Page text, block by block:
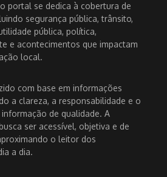
portal se dedica à cobertura de
segurança pública, trânsito,
pública, política,
e acontecimentos que impactam
local.
com base em informações
a clareza, a responsabilidade e o
de qualidade. A
ser acessível, objetiva e de
o leitor dos
a dia.